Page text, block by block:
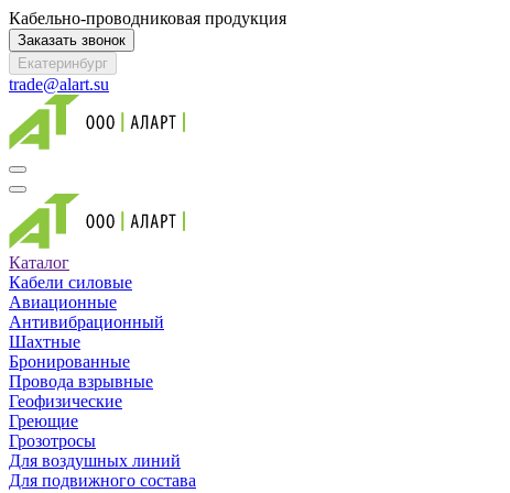
Кабельно-проводниковая продукция
Заказать звонок
Екатеринбург
trade@alart.su
Каталог
Кабели силовые
Авиационные
Антивибрационный
Шахтные
Бронированные
Провода взрывные
Геофизические
Греющие
Грозотросы
Для воздушных линий
Для подвижного состава